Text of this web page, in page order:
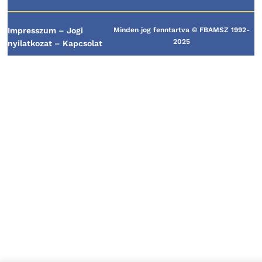
Minden jog fenntartva © FBAMSZ 1992-
2025
Impresszum –Jogi
nyilatkozat – Kapcsolat